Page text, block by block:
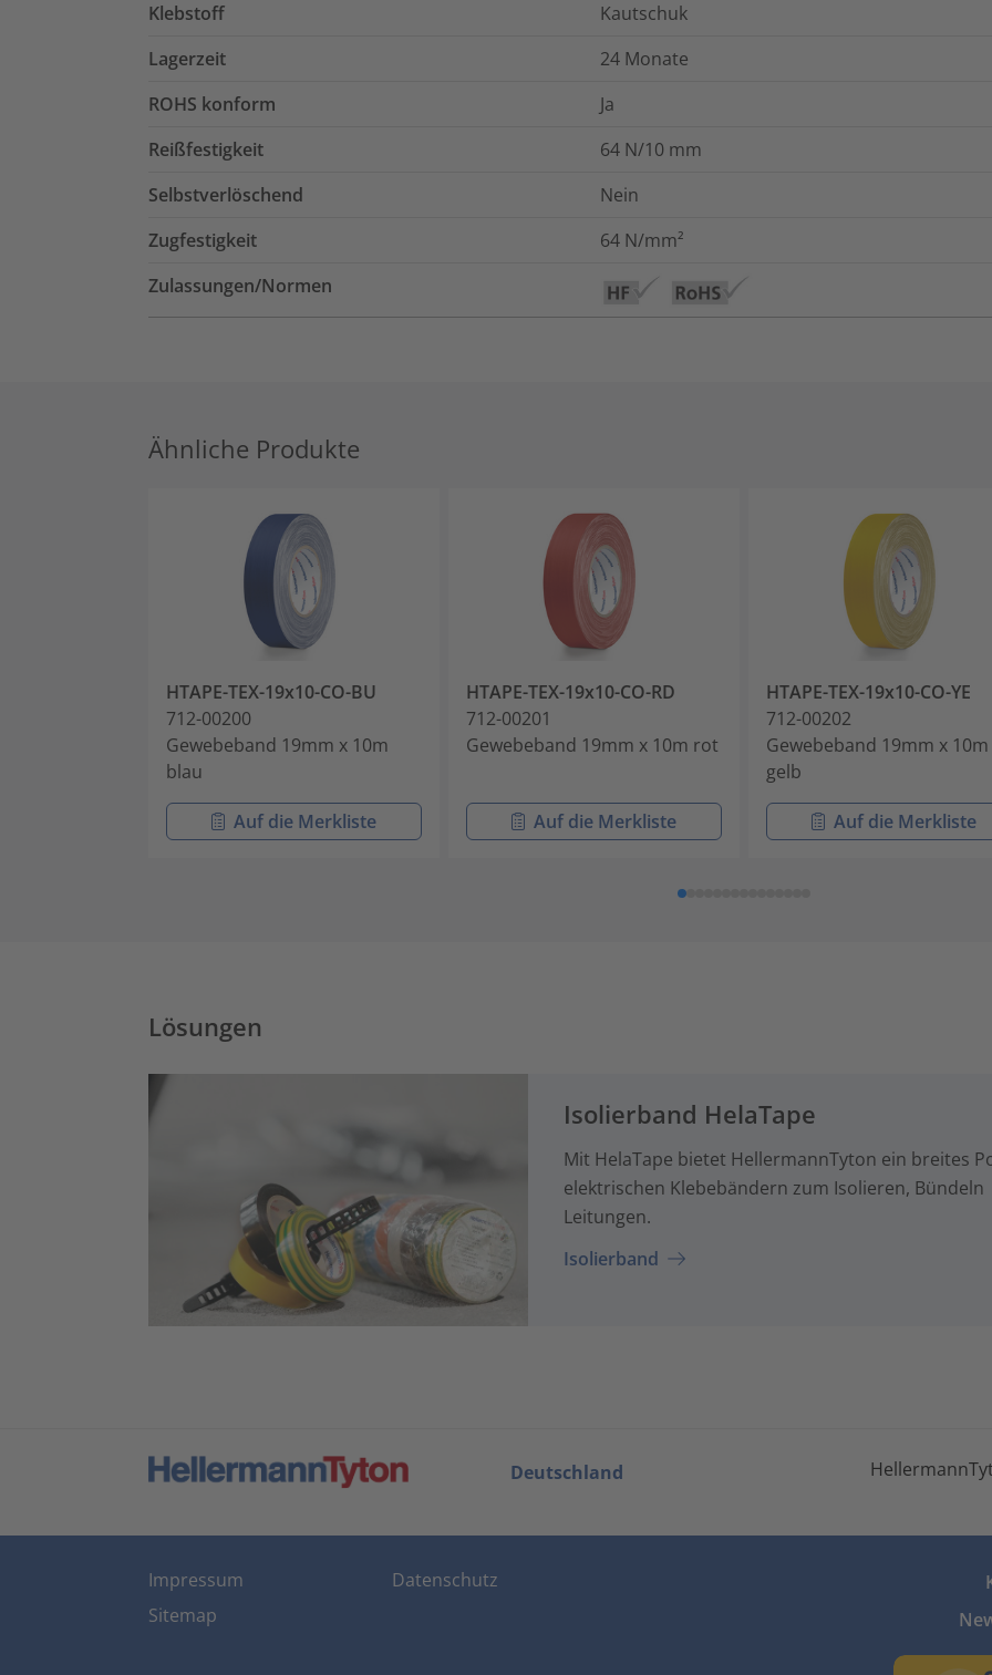
Klebstoff
Kautschuk
Lagerzeit
24 Monate
ROHS konform
Ja
Reißfestigkeit
64 N/10 mm
Selbstverlöschend
Nein
Zugfestigkeit
64 N/mm²
Zulassungen/Normen
Ähnliche Produkte
HTAPE-TEX-19x10-CO-BU
712-00200
Gewebeband 19mm x 10m
blau
Auf die Merkliste
HTAPE-TEX-19x10-CO-RD
712-00201
Gewebeband 19mm x 10m rot
Auf die Merkliste
HTAPE-TEX-19x10-CO-YE
712-00202
Gewebeband 19mm x 10m
gelb
Auf die Merkliste
Lösungen
Isolierband HelaTape
Mit HelaTape bietet HellermannTyton ein breites
elektrischen Klebebändern zum Isolieren,
Leitungen.
Isolierband
Deutschland
Impressum
Sitemap
Datenschutz